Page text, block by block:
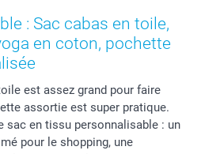
déco
photo
: Sac cabas en toile,
en coton, pochette
est assez grand pour faire
assortie est super pratique.
sac en tissu personnalisable : un
pour le shopping, une